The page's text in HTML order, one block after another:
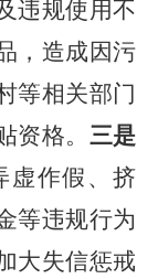
违规使用不
，造成因污
等相关部门
资格。 三是
虚作假、挤
等违规行为
大失信惩戒